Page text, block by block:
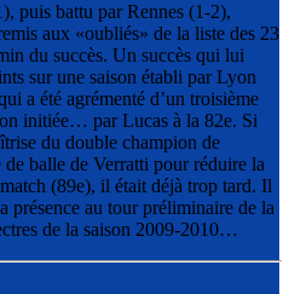
puis battu par Rennes (1-2),
aux «oubliés» de la liste des 23
du succès. Un succès qui lui
sur une saison établi par Lyon
a été agrémenté d’un troisième
initiée… par Lucas à la 82e. Si
du double champion de
de balle de Verratti pour réduire la
(89e), il était déjà trop tard. Il
présence au tour préliminaire de la
de la saison 2009-2010…